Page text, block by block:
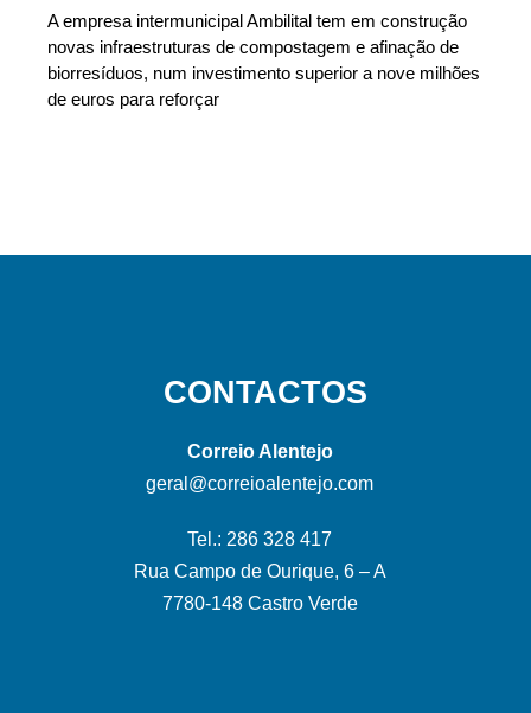
A empresa intermunicipal Ambilital tem em construção
novas infraestruturas de compostagem e afinação de
biorresíduos, num investimento superior a nove milhões
de euros para reforçar
CONTACTOS
Correio Alentejo
geral@correioalentejo.com
Tel.: 286 328 417
Rua Campo de Ourique, 6 – A
7780-148 Castro Verde